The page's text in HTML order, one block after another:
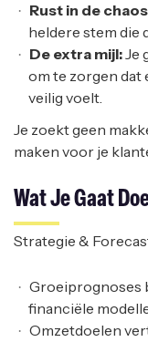
Rust in de
heldere stem die
De extra mijl:Je
om te zorgen dat
veilig voelt.
Je zoekt geen
maken voor je
Wat Je Gaat
Strategie &
Groeiprognoses
financiële
Omzetdoelen